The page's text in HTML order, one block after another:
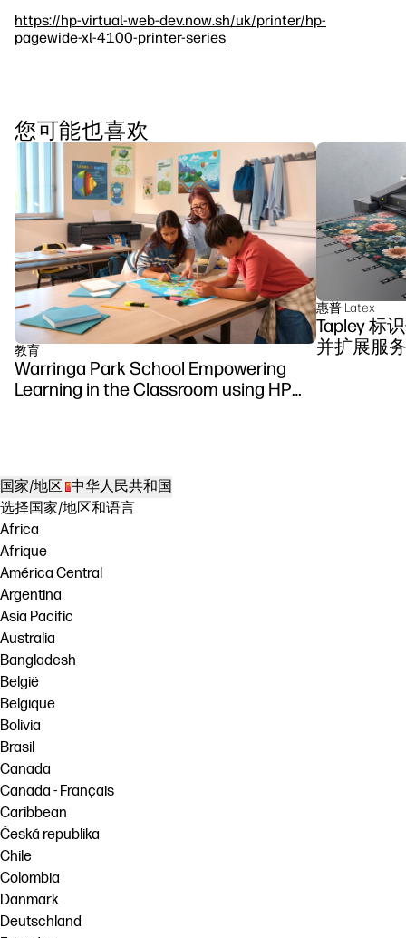
https://hp-virtual-web-dev.now.sh/uk/printer/hp-
pagewide-xl-4100-printer-series
您可能也喜欢
教育
Warringa Park School Empowering
Learning in the Classroom using HP
惠普 Latex
Tapley 标
并扩展服务
国家/地区 中华人民共和国
选择国家/地区和语言
Africa
Afrique
América Central
Argentina
Asia Pacific
Australia
Bangladesh
België
Belgique
Bolivia
Brasil
Canada
Canada - Français
Caribbean
Česká republika
Chile
Colombia
Danmark
Deutschland